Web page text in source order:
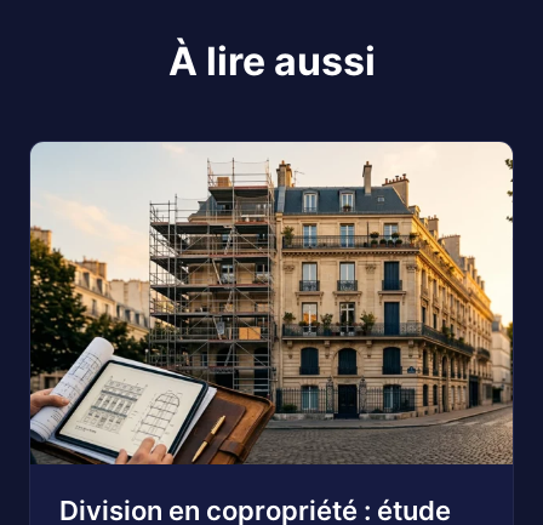
À lire aussi
Division en copropriété : étude